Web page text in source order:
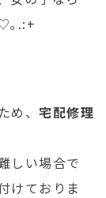
｡.:+
め、宅配修理
しい場合で
けておりま